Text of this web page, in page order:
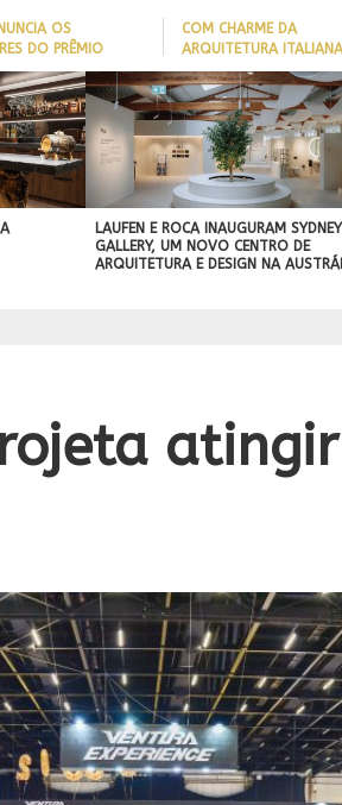
OS
DO PRÊMIO
DA
2026
COM CHARME DA
ARQUITETURA
DE VILA COM 120M²
‘CARTÃO DE VISITAS’
PAREDE DE TIJOLOS
APARENTES; CONFIRA
LAUFEN E ROCA INAUGURAM SYDNEY
GALLERY, UM NOVO CENTRO DE
ARQUITETURA E DESIGN NA